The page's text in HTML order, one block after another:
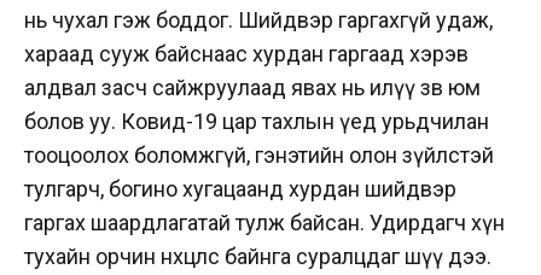
нь чухал гэж боддог. Шийдвэр гаргахгүй удаж,
хараад сууж байснаас хурдан гаргаад хэрэв
алдвал засч сайжруулаад явах нь илүү зөв юм
болов уу. Ковид-19 цар тахлын үед урьдчилан
тооцоолох боломжгүй, гэнэтийн олон зүйлстэй
тулгарч, богино хугацаанд хурдан шийдвэр
гаргах шаардлагатай тулж байсан. Удирдагч хүн
тухайн орчин нөхцөлөөс байнга суралцдаг шүү дээ.